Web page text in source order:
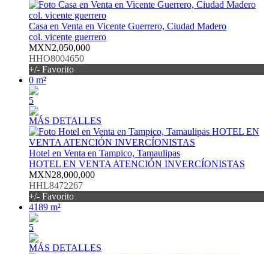
Casa en Venta en Vicente Guerrero, Ciudad Madero
col. vicente guerrero
MXN2,050,000
HHO8004650
+/- Favorito
0 m²
5
MÁS DETALLES
Hotel en Venta en Tampico, Tamaulipas
HOTEL EN VENTA ATENCIÓN INVERCÍONISTAS
MXN28,000,000
HHL8472267
+/- Favorito
4189 m²
5
MÁS DETALLES